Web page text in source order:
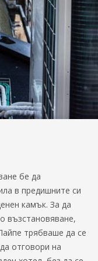
бе да
в предишните си
камък. За да
възстановяване,
трябваше да се
отговори на